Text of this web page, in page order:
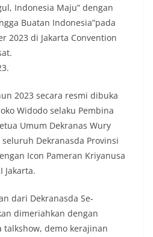
Indonesia Maju” dengan
Buatan Indonesia”pada
2023 di Jakarta Convention
2023 secara resmi dibuka
Widodo selaku Pembina
Umum Dekranas Wury
Dekranasda Provinsi
Icon Pameran Kriyanusa
Jakarta.
dari Dekranasda Se-
dimeriahkan dengan
talkshow, demo kerajinan